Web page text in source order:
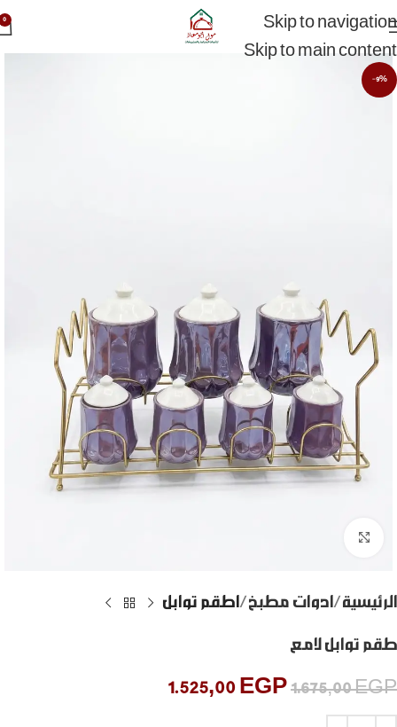
Skip to navigation
Skip to main content
0
-9%
الرئيسية ادوات مطبخ اطقم توابل
طقم توابل لامع
1.675,00EGP
1.525,00 EGP